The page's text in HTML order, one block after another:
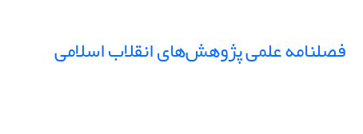
فصلنامه علمی پژوهش‌های انقلاب اسلامی